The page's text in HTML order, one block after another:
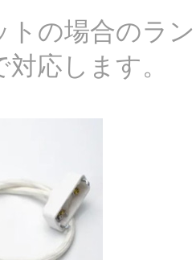
の場合のラ
応します。